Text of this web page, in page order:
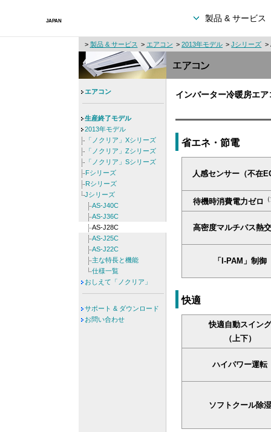
製品 & サービス
> 製品 & サービス > エアコン >2013年モデル >Jシリーズ >
インバーター冷暖房エア
省エネ・節電
人感センサー（不在
待機時消費電力ゼロ
高密度マルチパス熱
「I-PAM」制御
快適
快適自動スイング
（上下）
ハイパワー運転
ソフトクール除湿
エアコン
生産終了モデル
2013年モデル
「ノクリア」Xシリーズ
「ノクリア」Zシリーズ
「ノクリア」Sシリーズ
Fシリーズ
Rシリーズ
Jシリーズ
AS-J40C
AS-J36C
AS-J28C
AS-J25C
AS-J22C
主な特長と機能
仕様一覧
おしえて「ノクリア」
サポート & ダウンロード
お問い合わせ